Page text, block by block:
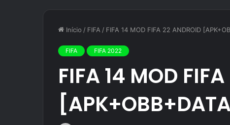
Início / FIFA / FIFA 14 MOD FIFA 22 ANDROID
FIFA FIFA 2022
FIFA 14 MOD